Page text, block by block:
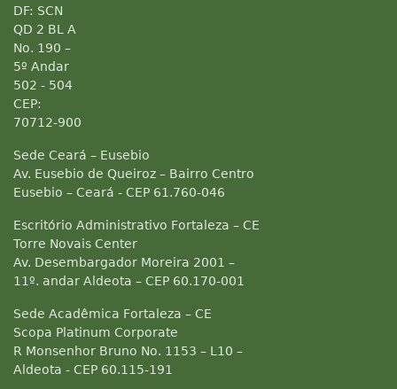
DF: SCN
QD 2 BL A
No. 190 –
5º Andar
502 - 504
CEP:
70712-900
Sede Ceará – Eusebio
Av. Eusebio de Queiroz – Bairro Centro
Eusebio – Ceará - CEP 61.760-046
Escritório Administrativo Fortaleza – CE
Torre Novais Center
Av. Desembargador Moreira 2001 –
11º. andar Aldeota – CEP 60.170-001
Sede Acadêmica Fortaleza – CE
Scopa Platinum Corporate
R Monsenhor Bruno No. 1153 – L10 –
Aldeota - CEP 60.115-191